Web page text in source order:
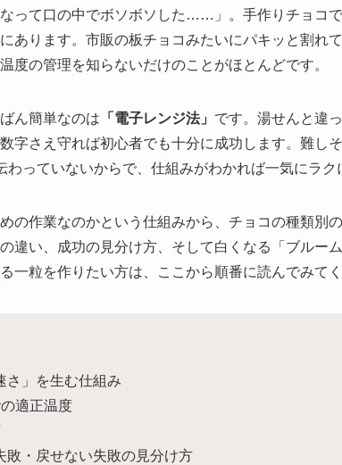
って口の中でボソボソした……」。手作りチョコ
あります。市販の板チョコみたいにパキッと割れ
度の管理を知らないだけのことがほとんどです。
ん簡単なのは 「電子レンジ法」 です。湯せんと違
字さえ守れば初心者でも十分に成功します。難し
っていないからで、仕組みがわかれば一気にラク
の作業なのかという仕組みから、チョコの種類別
違い、成功の見分け方、そして白くなる「ブルー
一粒を作りたい方は、ここから順番に読んでみてく
さ」を生む仕組み
適正温度
敗・戻せない失敗の見分け方